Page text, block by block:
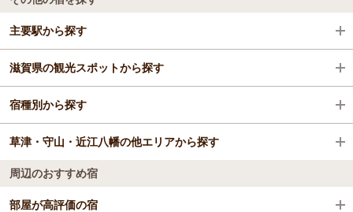
主要駅から探す
草津駅
守山駅
南草津駅
野洲駅
滋賀県の観光スポットから探す
滋賀県立琵琶湖博物館
特別史跡彦根城跡
三井アウトレットパーク 滋賀竜王
宿種別から探す
ビジネスホテル
旅館
草津・守山・近江八幡の他エリアから探す
近江八幡
周辺のおすすめ宿
部屋が高評価の宿